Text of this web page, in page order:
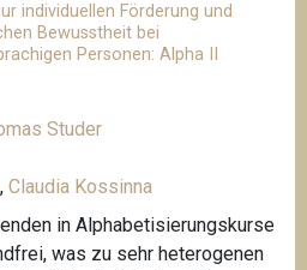
individuellen Förderung und
Bewusstheit bei
Personen: Alpha II
Studer
, Claudia Kossinna
in Alphabetisierungskurse
was zu sehr heterogenen